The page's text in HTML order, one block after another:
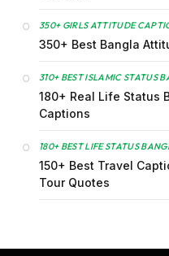
350+ GIRLS ATTITUDE
350+ Best Bangla
310+ BEST ISLAMIC STATUS
180+ Real Life Status
Captions
180+ BEST LIFE STATUS
150+ Best Travel
Tour Quotes